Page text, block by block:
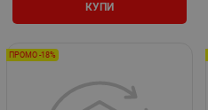
КУПИ
ПРОМО -18%